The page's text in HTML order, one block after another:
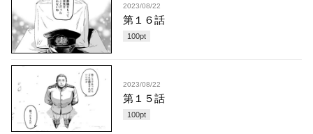
2023/08/22
第１６話
100pt
2023/08/22
第１５話
100pt